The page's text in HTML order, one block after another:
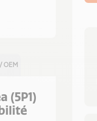
OEM
(5P1)